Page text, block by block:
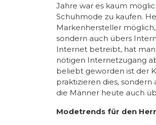
Jahre war es kaum
Schuhmode zu kaufen.
Markenhersteller
sondern auch übers
Internet betreibt, hat man
nötigen Internetzugang
beliebt geworden ist der
praktizieren dies,
die Männer heute auch
Modetrends für den